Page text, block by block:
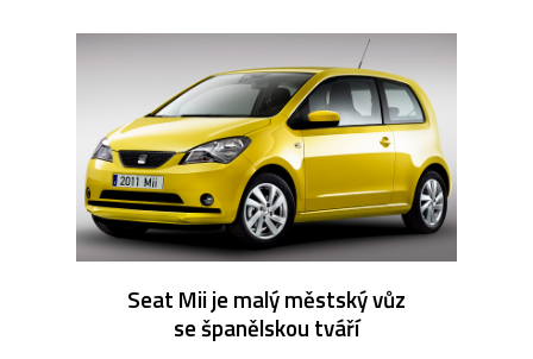
Seat Mii je malý městský vůz
se španělskou tváří